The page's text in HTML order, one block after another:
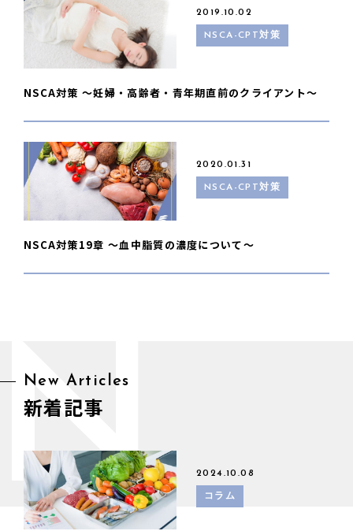
2019.10.02
NSCA-CPT対策
NSCA対策 〜妊婦・高齢者・青年期直前のクライアント〜
2020.01.31
NSCA-CPT対策
NSCA対策19章 〜血中脂質の濃度について〜
New Articles
新着記事
2024.10.08
コラム